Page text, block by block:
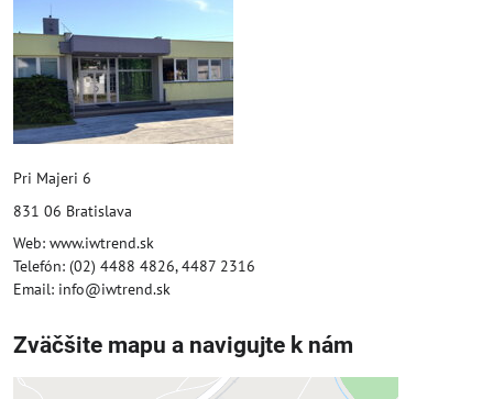
Pri Majeri 6
831 06 Bratislava
Web: www.iwtrend.sk
Telefón: (02) 4488 4826, 4487 2316
Email: info@iwtrend.sk
Zväčšite mapu a navigujte k nám